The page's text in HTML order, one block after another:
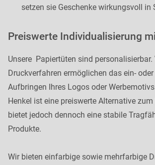
setzen sie Geschenke wirkungsvoll in
Preiswerte Individualisierung
Unsere Papiertüten sind personalisierbar.
Druckverfahren ermöglichen das ein-
Aufbringen Ihres Logos oder
Henkel ist eine preiswerte Alternative
bietet jedoch dennoch eine stabile
Produkte.
Wir bieten einfarbige sowie mehrfarbige